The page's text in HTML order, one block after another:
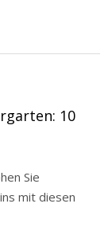
10
Sie
mit diesen